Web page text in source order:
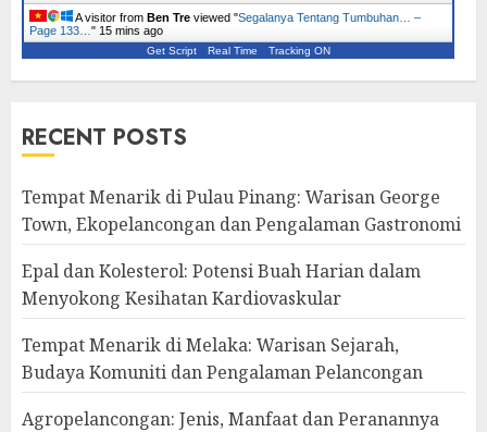
A visitor from Ben Tre viewed "Segalanya Tentang Tumbuhan… –
Page 133… " 15 mins ago
Get Script Real Time Tracking ON
RECENT POSTS
Tempat Menarik di Pulau Pinang: Warisan George
Town, Ekopelancongan dan Pengalaman Gastronomi
Epal dan Kolesterol: Potensi Buah Harian dalam
Menyokong Kesihatan Kardiovaskular
Tempat Menarik di Melaka: Warisan Sejarah,
Budaya Komuniti dan Pengalaman Pelancongan
Agropelancongan: Jenis, Manfaat dan Peranannya